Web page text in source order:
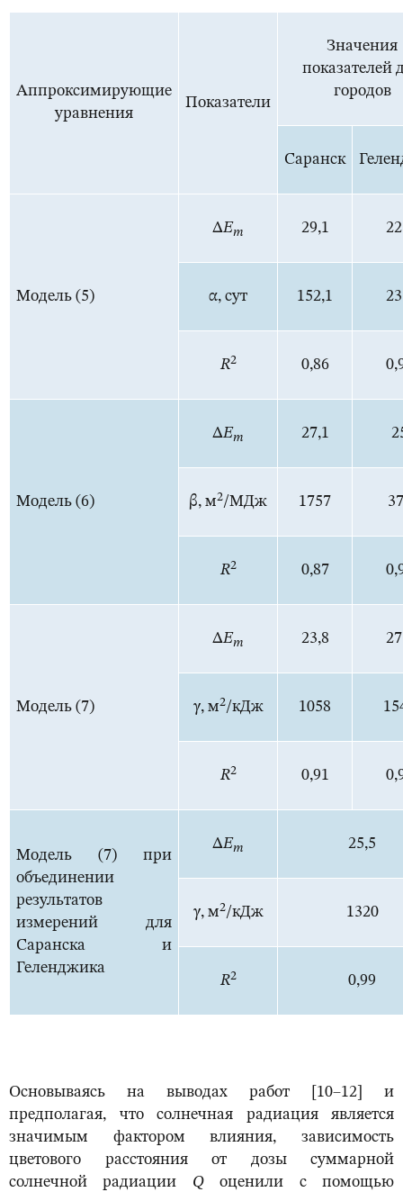
Аппроксимирующие
уравнения
Показатели
Значения
показателей
городов
Саранск
Модель (5)
ΔEm 29,1
α, сут 152,1
R2 0,86
Модель (6)
ΔEm 27,1
β, м2/МДж 1757
R2 0,87
Модель (7)
ΔEm 23,8
γ, м2/кДж 1058
R2 0,91
Модель (7) при
объединении
результатов
измерений для
Саранска и
Геленджика
ΔEm 25,5
γ, м2/кДж 1320
R2 0,99
Основываясь на выводах работ [10–12] и
предполагая, что солнечная радиация является
значимым фактором влияния, зависимость
цветового расстояния от дозы суммарной
солнечной радиации Qоценили с помощью